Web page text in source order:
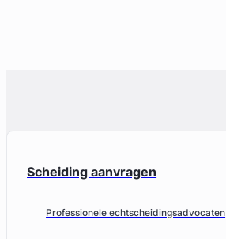
Scheiding aanvragen
Professionele echtscheidingsadvocaten